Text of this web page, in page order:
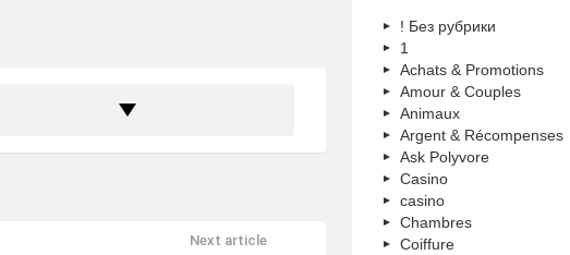
Next article
! Без рубрики
1
Achats & Promotions
Amour & Couples
Animaux
Argent & Récompenses
Ask Polyvore
Casino
casino
Chambres
Coiffure